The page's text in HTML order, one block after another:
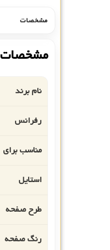
مشخصات
مشخصات
نام برند
رفرانس
مناسب برای
استایل
طرح صفحه
رنگ صفحه